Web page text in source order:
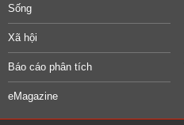
Sống
Xã hội
Báo cáo phân tích
eMagazine